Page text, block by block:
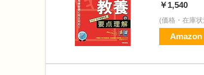
￥1,540
(価格・在庫
Amazon